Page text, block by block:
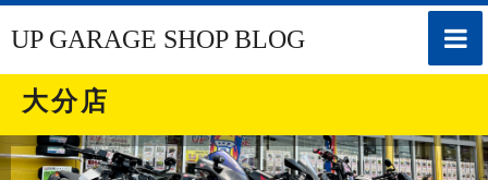
toggle
UP GARAGE SHOP BLOG
大分店